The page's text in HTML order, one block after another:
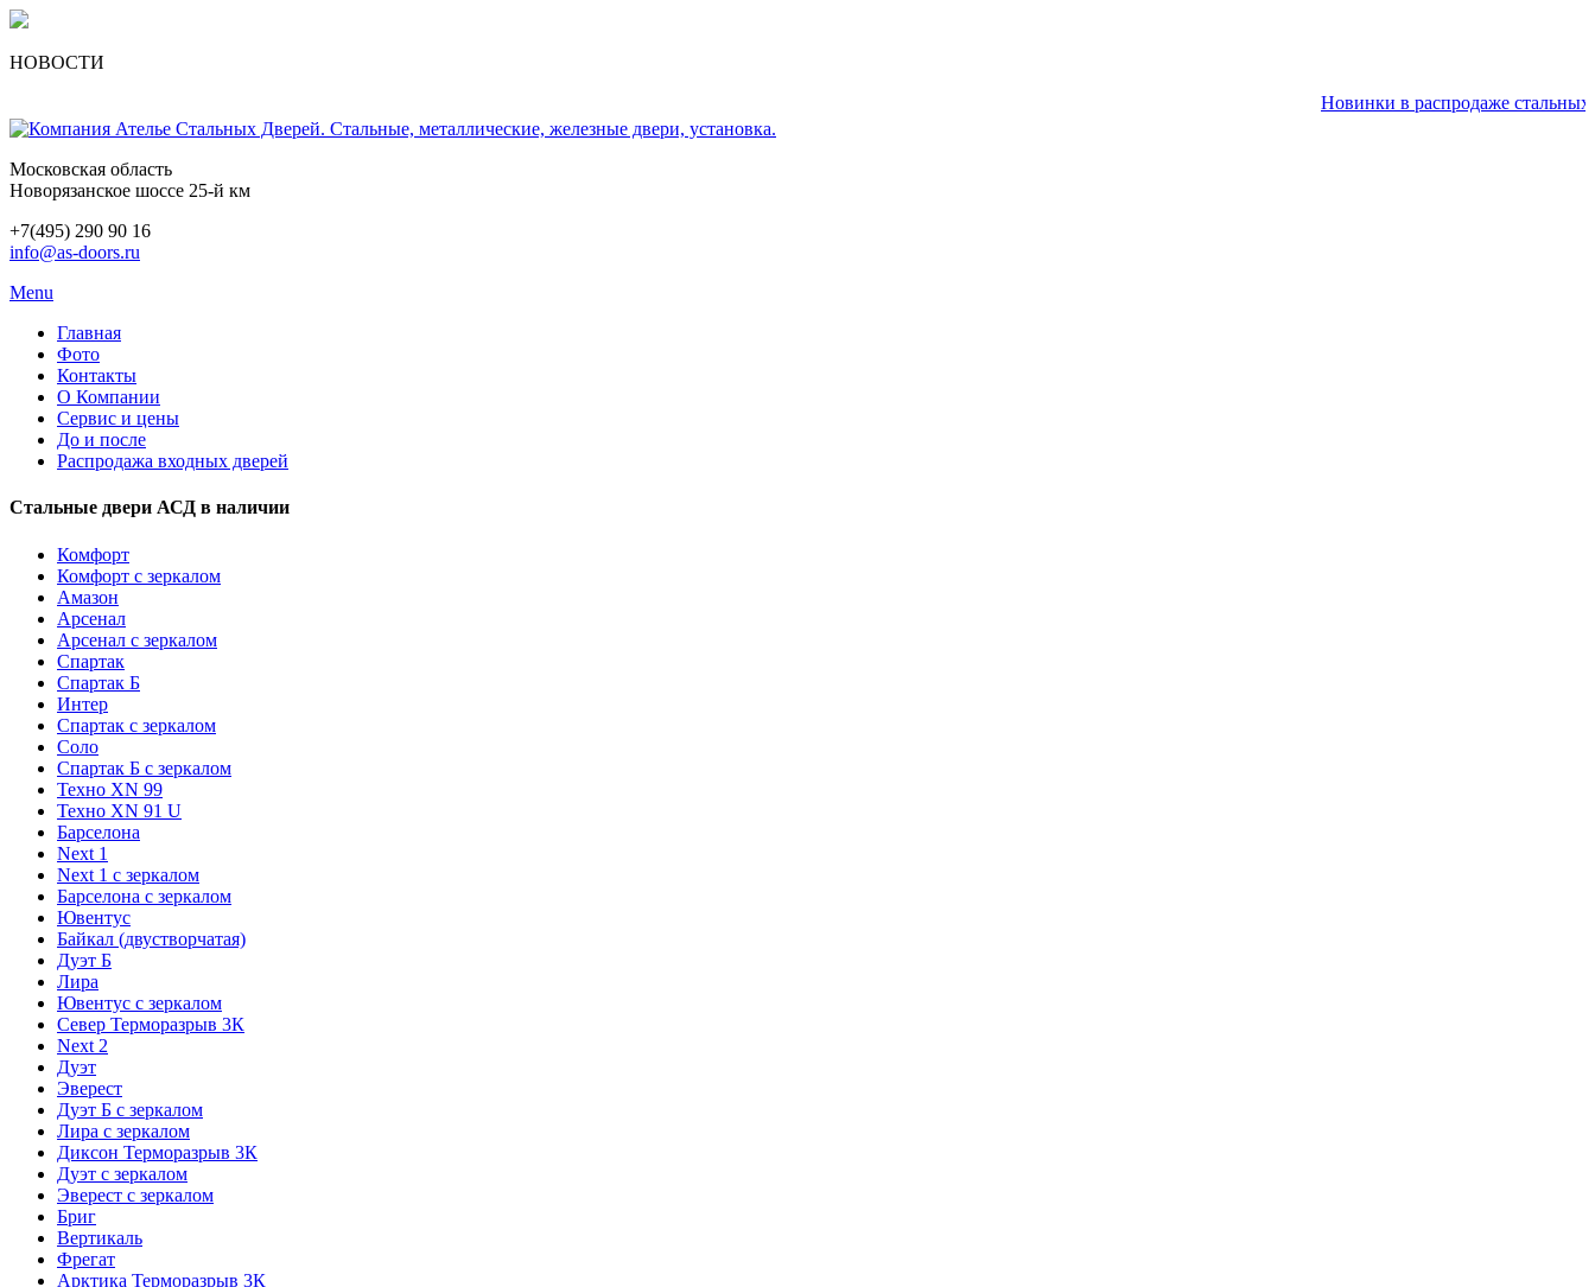
НОВОСТИ
Новинки в распродаже стальных
Московская область
Новорязанское шоссе 25-й км
+7(495) 290 90 16
info@as-doors.ru
Menu
Главная
Фото
Контакты
О Компании
Сервис и цены
До и после
Распродажа входных дверей
Стальные двери АСД в наличии
Комфорт
Комфорт с зеркалом
Амазон
Арсенал
Арсенал с зеркалом
Спартак
Спартак Б
Интер
Спартак с зеркалом
Соло
Спартак Б с зеркалом
Техно XN 99
Техно XN 91 U
Барселона
Next 1
Next 1 с зеркалом
Барселона с зеркалом
Ювентус
Байкал (двустворчатая)
Дуэт Б
Лира
Ювентус с зеркалом
Север Терморазрыв 3К
Next 2
Дуэт
Эверест
Дуэт Б с зеркалом
Лира с зеркалом
Диксон Терморазрыв 3К
Дуэт с зеркалом
Эверест с зеркалом
Бриг
Вертикаль
Фрегат
Арктика Терморазрыв 3К